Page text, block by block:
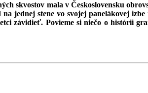
skvostov mala v Československu
jednej stene vo svojej panelákovej izbe
závidieť. Povieme si niečo o histórii